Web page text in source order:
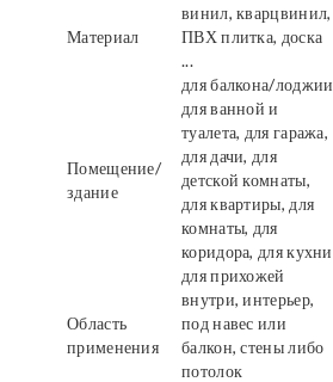
Материал
винил, кварцвинил,
ПВХ плитка, доска
...
Помещение/
здание
для балкона/
для ванной и
туалета, для гаража,
для дачи, для
детской комнаты,
для квартиры, для
комнаты, для
коридора, для
для прихожей
Область
применения
внутри, интерьер,
под навес или
балкон, стены либо
потолок